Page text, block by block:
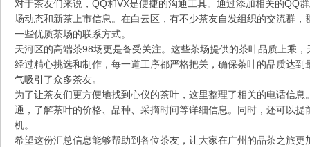
对于茶友们来说，QQ和VX是便捷的沟通工具。通过添加相关的QQ
场动态和新茶上市信息。在白云区，有不少茶友自发组织的交流群
一些优质茶场的联系方式。
天河区的高端茶98场更是备受关注。这些茶场提供的茶叶品质上乘
经过精心挑选和制作，每一道工序都严格把关，确保茶叶的品质达
气吸引了众多茶友。
为了让茶友们更方便地找到心仪的茶叶，这里整理了相关的电话信
通，了解茶叶的价格、品种、采摘时间等详细信息。同时，还可以
机。
希望这份汇总信息能够帮助到各位茶友，让大家在广州的品茶之旅